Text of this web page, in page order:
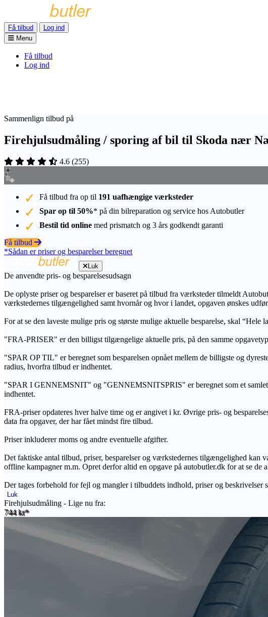
Få tilbud
Log ind
Menu
Få tilbud
Log ind
Sammenlign tilbud på
Firehjulsudmåling / sporing af bil til Skoda nær
4.6 (255)
Få tilbud fra op til 191 uafhængige værksteder
Spar op til 50%* på din bilreparation og service hos Autobutler
Bestil tid online med prismatch og 3 års godkendt garanti
Få tilbud
*Sådan er priser og besparelser beregnet
Luk
De anvendte pris- og besparelsesudsagn
De oplyste priser og besparelser er baseret på tilbud fra værksteder tilmeldt
værkstedernes tilgængelighed samt hvornår og hvor i landet, opgaven ønskes
For at se den laveste mulige pris og største mulige aktuelle besparelse, skal
"FRA-PRISER" er den billigst tilgængelige aktuelle pris, på den samme
"SPAR OP TIL" er beregnet som besparelsen opnået mellem de billigste og
radius, hvorfra tilbud er indhentet.
"SPAR I GENNEMSNIT" og "GENNEMSNITSPRIS" er beregnet som et samlet
indhentet.
FRA-priser opdateres hver halve time og er angivet i kr. Øvrige pris- og
data fra opgaver, der har fået mindst fire tilbud.
Priser inkluderer moms og andre eventuelle afgifter.
Det faktiske antal tilbud, priser, besparelser og værkstedernes tilgængelighed kan
offline kampagner m.m. Opret derfor altid en opgave på autobutler.dk for at se de
Der tages forbehold for fejl og mangler i tilbuddets indhold, priser og beskrivelser
Luk
Firehjulsudmåling - Lige nu fra:
744 kr*